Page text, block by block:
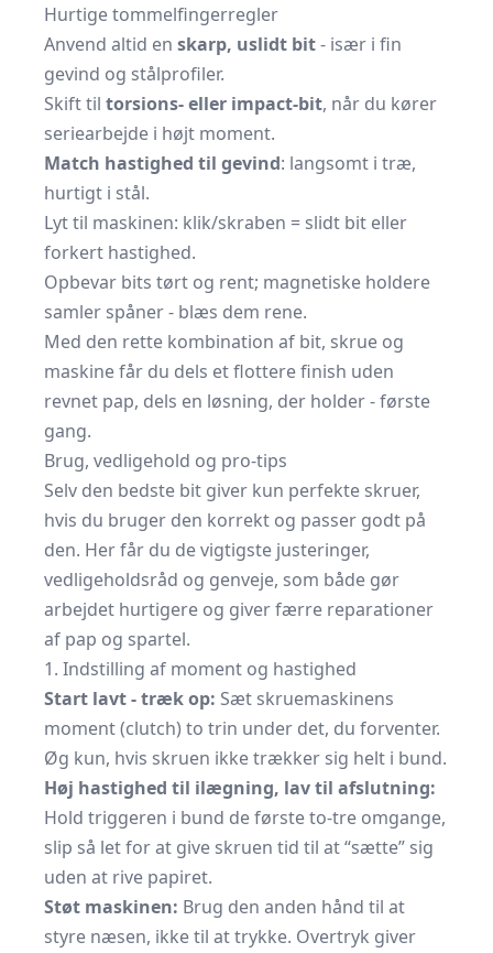
Hurtige tommelfingerregler
Anvend altid en skarp, uslidt bit- især i fin
gevind og stålprofiler.
Skift til torsions- eller impact-bit, når du kører
seriearbejde i højt moment.
Match hastighed til gevind: langsomt i træ,
hurtigt i stål.
Lyt til maskinen: klik/skraben = slidt bit eller
forkert hastighed.
Opbevar bits tørt og rent; magnetiske holdere
samler spåner - blæs dem rene.
Med den rette kombination af bit, skrue og
maskine får du dels et flottere finish uden
revnet pap, dels en løsning, der holder - første
gang.
Brug, vedligehold og pro-tips
Selv den bedste bit giver kun perfekte skruer,
hvis du bruger den korrekt og passer godt på
den. Her får du de vigtigste justeringer,
vedligeholdsråd og genveje, som både gør
arbejdet hurtigere og giver færre reparationer
af pap og spartel.
1. Indstilling af moment og hastighed
Start lavt - træk op: Sæt skruemaskinens
moment (clutch) to trin under det, du forventer.
Øg kun, hvis skruen ikke trækker sig helt i bund.
Høj hastighed til ilægning, lav til afslutning:
Hold triggeren i bund de første to-tre omgange,
slip så let for at give skruen tid til at “sætte” sig
uden at rive papiret.
Støt maskinen: Brug den anden hånd til at
styre næsen, ikke til at trykke. Overtryk giver